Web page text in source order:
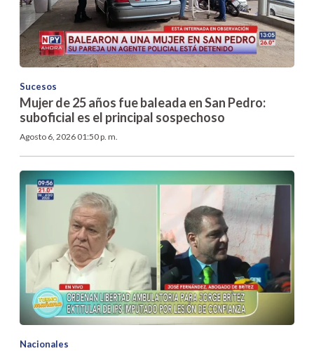
Sucesos
Mujer de 25 años fue baleada en San Pedro:
suboficial es el principal sospechoso
Agosto 6, 2026 01:50 p. m.
Nacionales